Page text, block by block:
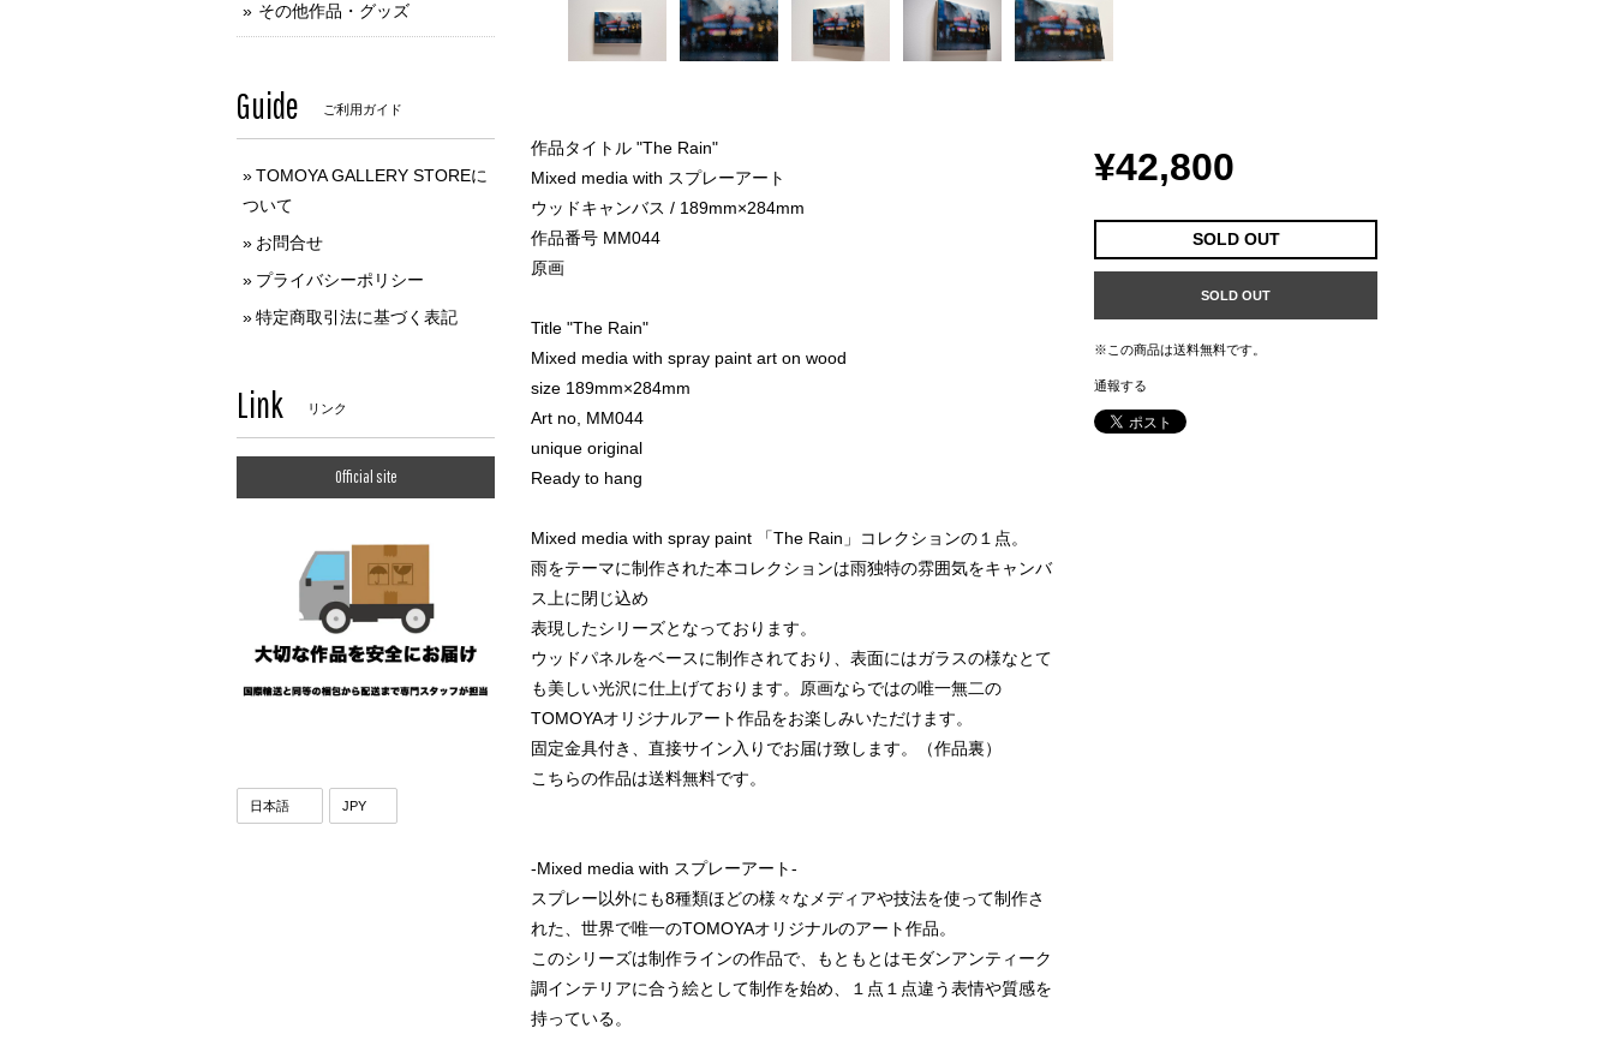
作品タイトル "The Rain"
Mixed media with スプレーアート
ウッドキャンバス / 189mm×284mm
作品番号 MM044
原画
Title "The Rain"
Mixed media with spray paint art on wood
size 189mm×284mm
Art no, MM044
unique original
Ready to hang
Mixed media with spray paint 「The Rain」コレクションの１点。
雨をテーマに制作された本コレクションは雨独特の雰囲気をキャンバ
ス上に閉じ込め
表現したシリーズとなっております。
ウッドパネルをベースに制作されており、表面にはガラスの様なとて
も美しい光沢に仕上げております。原画ならではの唯一無二の
TOMOYAオリジナルアート作品をお楽しみいただけます。
固定金具付き、直接サイン入りでお届け致します。（作品裏）
こちらの作品は送料無料です。
-Mixed media with スプレーアート-
スプレー以外にも8種類ほどの様々なメディアや技法を使って制作さ
れた、世界で唯一のTOMOYAオリジナルのアート作品。
このシリーズは制作ラインの作品で、もともとはモダンアンティーク
調インテリアに合う絵として制作を始め、１点１点違う表情や質感を
持っている。
¥42,800
SOLD OUT
SOLD OUT
※この商品は送料無料です。
通報する
その他作品・グッズ
Guide ご利用ガイド
TOMOYA GALLERY STOREに
ついて
お問合せ
プライバシーポリシー
特定商取引法に基づく表記
Link リンク
Official site